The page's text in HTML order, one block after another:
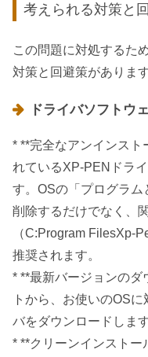
考えられる対策と
この問題に対処するた
対策と回避策があります
ドライバソフトウ
* **完全なアンインスト
れているXP-PENドラ
す。OSの「プログラム
削除するだけでなく、
（C:Program FilesXp-
推奨されます。
* **最新バージョンのダ
トから、お使いのOS
バをダウンロードします
* **クリーンインストー